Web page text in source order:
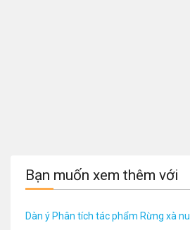
Bạn muốn xem thêm với
Dàn ý Phân tích tác phẩm Rừng xà nu